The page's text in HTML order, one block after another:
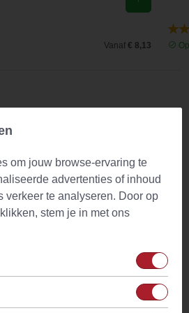
zal ze
blijven
Vanaf € 8,13
rooibos kruidenthee, die smaakt
amandelschilfers met
en rooibos. De zoete smaak
en samenhang van de
aan die van kaneel en
piramide
om jouw browse-ervaring te
advertenties of inhoud
verkeer te analyseren. Door op
stem je in met ons